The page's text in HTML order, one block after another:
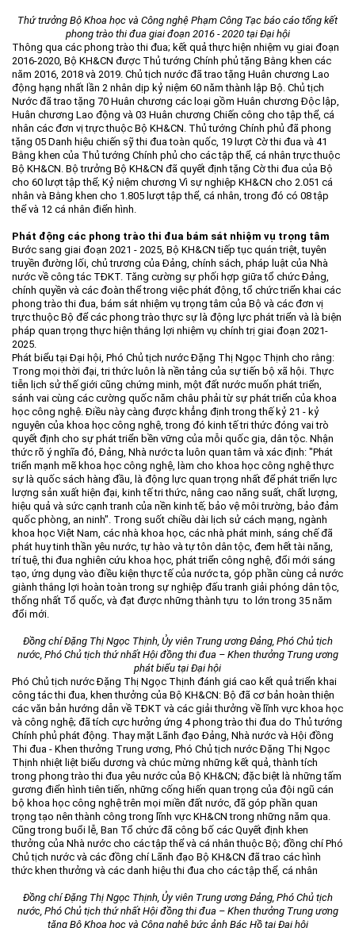
Thứ trưởng Bộ Khoa học và Công nghệ Phạm Công Tạc báo cáo tổng kết
phong trào thi đua giai đoạn 2016 - 2020 tại Đại hội
Thông qua các phong trào thi đua; kết quả thực hiện nhiệm vụ giai đoạn
2016-2020, Bộ KH&CN được Thủ tướng Chính phủ tặng Bằng khen các
năm 2016, 2018 và 2019. Chủ tịch nước đã trao tặng Huân chương Lao
động hạng nhất lần 2 nhân dịp kỷ niệm 60 năm thành lập Bộ. Chủ tịch
Nước đã trao tặng 70 Huân chương các loại gồm Huân chương Độc lập,
Huân chương Lao động và 03 Huân chương Chiến công cho tập thể, cá
nhân các đơn vị trực thuộc Bộ KH&CN. Thủ tướng Chính phủ đã phong
tặng 05 Danh hiệu chiến sỹ thi đua toàn quốc, 19 lượt Cờ thi đua và 41
Bằng khen của Thủ tướng Chính phủ cho các tập thể, cá nhân trực thuộc
Bộ KH&CN. Bộ trưởng Bộ KH&CN đã quyết định tặng Cờ thi đua của Bộ
cho 60 lượt tập thể; Kỷ niệm chương Vì sự nghiệp KH&CN cho 2.051 cá
nhân và Bằng khen cho 1.805 lượt tập thể, cá nhân, trong đó có 08 tập
thể và 12 cá nhân điển hình.
Phát động các phong trào thi đua bám sát nhiệm vụ trọng tâm
Bước sang giai đoạn 2021 - 2025, Bộ KH&CN tiếp tục quán triệt, tuyên
truyền đường lối, chủ trương của Đảng, chính sách, pháp luật của Nhà
nước về công tác TĐKT. Tăng cường sự phối hợp giữa tổ chức Đảng,
chính quyền và các đoàn thể trong việc phát động, tổ chức triển khai các
phong trào thi đua, bám sát nhiệm vụ trọng tâm của Bộ và các đơn vị
trực thuộc Bộ để các phong trào thực sự là động lực phát triển và là biện
pháp quan trọng thực hiện thắng lợi nhiệm vụ chính trị giai đoạn 2021-
2025.
Phát biểu tại Đại hội, Phó Chủ tịch nước Đặng Thị Ngọc Thịnh cho rằng:
Trong mọi thời đại, tri thức luôn là nền tảng của sự tiến bộ xã hội. Thực
tiễn lịch sử thế giới cũng chứng minh, một đất nước muốn phát triển,
sánh vai cùng các cường quốc năm châu phải từ sự phát triển của khoa
học công nghệ. Điều này càng được khẳng định trong thế kỷ 21 - kỷ
nguyên của khoa học công nghệ, trong đó kinh tế tri thức đóng vai trò
quyết định cho sự phát triển bền vững của mỗi quốc gia, dân tộc. Nhận
thức rõ ý nghĩa đó, Đảng, Nhà nước ta luôn quan tâm và xác định: "Phát
triển mạnh mẽ khoa học công nghệ, làm cho khoa học công nghệ thực
sự là quốc sách hàng đầu, là động lực quan trọng nhất để phát triển lực
lượng sản xuất hiện đại, kinh tế tri thức, nâng cao năng suất, chất lượng,
hiệu quả và sức cạnh tranh của nền kinh tế; bảo vệ môi trường, bảo đảm
quốc phòng, an ninh". Trong suốt chiều dài lịch sử cách mạng, ngành
khoa học Việt Nam, các nhà khoa học, các nhà phát minh, sáng chế đã
phát huy tinh thần yêu nước, tự hào và tự tôn dân tộc, đem hết tài năng,
trí tuệ, thi đua nghiên cứu khoa học, phát triển công nghệ, đổi mới sáng
tạo, ứng dụng vào điều kiện thực tế của nước ta, góp phần cùng cả nước
giành thắng lợi hoàn toàn trong sự nghiệp đấu tranh giải phóng dân tộc,
thống nhất Tổ quốc, và đạt được những thành tựu to lớn trong 35 năm
đổi mới.
Đồng chí Đặng Thị Ngọc Thịnh, Ủy viên Trung ương Đảng, Phó Chủ tịch
nước, Phó Chủ tịch thứ nhất Hội đồng thi đua – Khen thưởng Trung ương
phát biểu tại Đại hội
Phó Chủ tịch nước Đặng Thị Ngọc Thịnh đánh giá cao kết quả triển khai
công tác thi đua, khen thưởng của Bộ KH&CN: Bộ đã cơ bản hoàn thiện
các văn bản hướng dẫn về TĐKT và các giải thưởng về lĩnh vực khoa học
và công nghệ; đã tích cực hưởng ứng 4 phong trào thi đua do Thủ tướng
Chính phủ phát động. Thay mặt Lãnh đạo Đảng, Nhà nước và Hội đồng
Thi đua - Khen thưởng Trung ương, Phó Chủ tịch nước Đặng Thị Ngọc
Thịnh nhiệt liệt biểu dương và chúc mừng những kết quả, thành tích
trong phong trào thi đua yêu nước của Bộ KH&CN; đặc biệt là những tấm
gương điển hình tiên tiến, những cống hiến quan trọng của đội ngũ cán
bộ khoa học công nghệ trên mọi miền đất nước, đã góp phần quan
trọng tạo nên thành công trong lĩnh vực KH&CN trong những năm qua.
Cũng trong buổi lễ, Ban Tổ chức đã công bố các Quyết định khen
thưởng của Nhà nước cho các tập thể và cá nhân thuộc Bộ; đồng chí Phó
Chủ tịch nước và các đồng chí Lãnh đạo Bộ KH&CN đã trao các hình
thức khen thưởng và các danh hiệu thi đua cho các tập thể, cá nhân
Đồng chí Đặng Thị Ngọc Thịnh, Ủy viên Trung ương Đảng, Phó Chủ tịch
nước, Phó Chủ tịch thứ nhất Hội đồng thi đua – Khen thưởng Trung ương
tặng Bộ Khoa học và Công nghệ bức ảnh Bác Hồ tại Đại hội